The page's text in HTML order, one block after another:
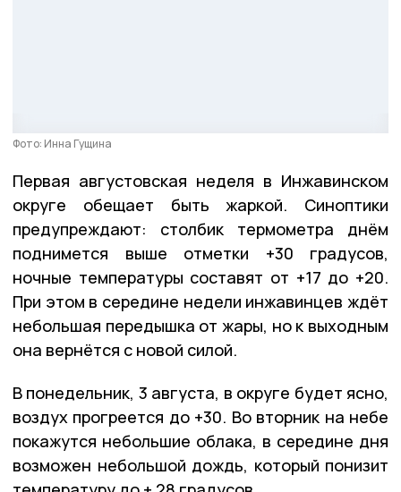
Фото: Инна Гущина
Первая августовская неделя в Инжавинском
округе обещает быть жаркой. Синоптики
предупреждают: столбик термометра днём
поднимется выше отметки +30 градусов,
ночные температуры составят от +17 до +20.
При этом в середине недели инжавинцев ждёт
небольшая передышка от жары, но к выходным
она вернётся с новой силой.
В понедельник, 3 августа, в округе будет ясно,
воздух прогреется до +30. Во вторник на небе
покажутся небольшие облака, в середине дня
возможен небольшой дождь, который понизит